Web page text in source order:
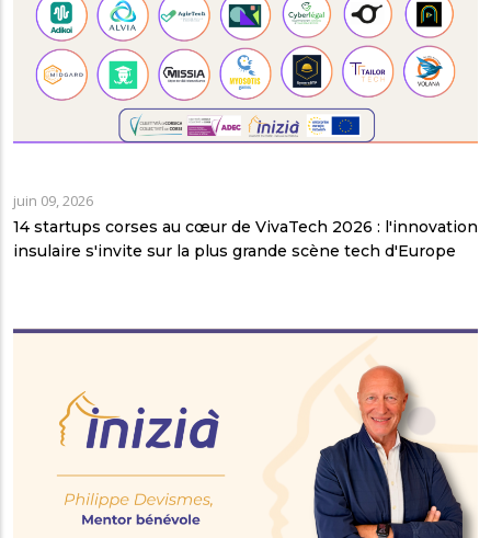
juin 09, 2026
14 startups corses au cœur de VivaTech 2026 : l'innovation
insulaire s'invite sur la plus grande scène tech d'Europe